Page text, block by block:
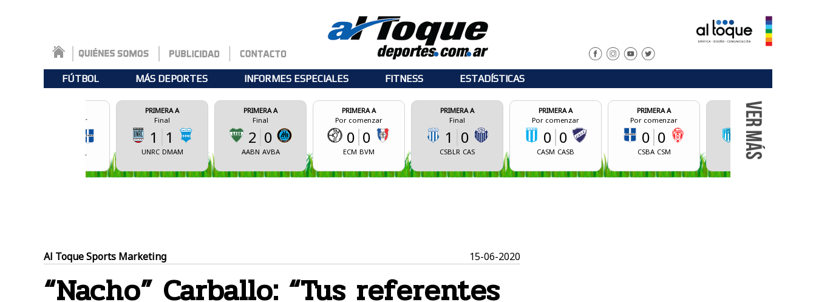
FÚTBOL MÁS DEPORTES INFORMES ESPECIALES FITNESS ESTADÍSTICAS
1
UNRC DMAM
2
AABN AVBA
0
BVM
1
CAS
0
CASB
Por comenzar
0
CSM
0
CALR
Al Toque Sports Marketing 15-06-2020
“Nacho” Carballo: “Tus referentes